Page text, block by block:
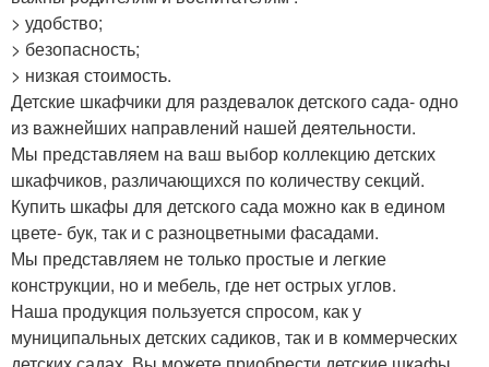
> удобство;
> безопасность;
> низкая стоимость.
Детские шкафчики для раздевалок детского сада- одно
из важнейших направлений нашей деятельности.
Мы представляем на ваш выбор коллекцию детских
шкафчиков, различающихся по количеству секций.
Купить шкафы для детского сада можно как в едином
цвете- бук, так и с разноцветными фасадами.
Мы представляем не только простые и легкие
конструкции, но и мебель, где нет острых углов.
Наша продукция пользуется спросом, как у
муниципальных детских садиков, так и в коммерческих